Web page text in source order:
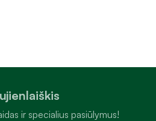
ir specialius pasiūlymus!